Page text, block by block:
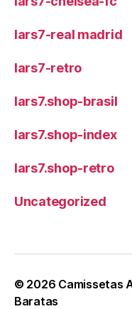
lars7-real madrid
lars7-retro
lars7.shop-brasil
lars7.shop-index
lars7.shop-retro
Uncategorized
© 2026 Camissetas
Baratas